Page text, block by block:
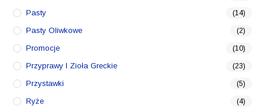
Pasty (14)
Pasty Oliwkowe (2)
Promocje (10)
Przyprawy I Zioła Greckie (23)
Przystawki (5)
Ryże (4)